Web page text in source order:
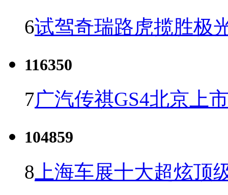
6试驾奇瑞路虎揽胜极
116350
7广汽传祺GS4北京上
104859
8 上海车展十大超炫顶